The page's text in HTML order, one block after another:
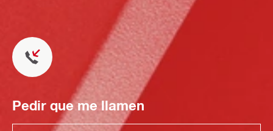
Pedir que me llamen